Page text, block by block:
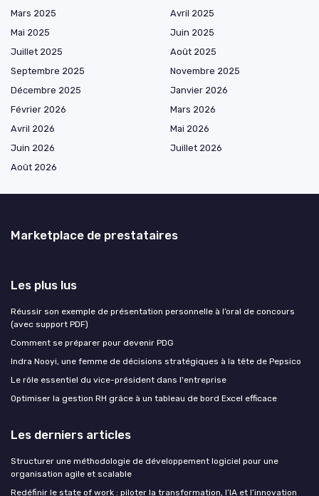
Mars 2025
Avril 2025
Mai 2025
Juin 2025
Juillet 2025
Août 2025
Septembre 2025
Novembre 2025
Décembre 2025
Janvier 2026
Février 2026
Mars 2026
Avril 2026
Mai 2026
Juin 2026
Juillet 2026
Août 2026
Marketplace de prestataires
Les plus lus
Réussir son exemple de présentation personnelle à l’oral de concours
(avec support PDF)
Comment se préparer pour devenir PDG
Indra Nooyi, une femme de décisions stratégiques à la tête de Pepsico
Le rôle essentiel du vice-président dans l'entreprise
Optimiser la gestion RH grâce à un tableau de bord Excel efficace
Les derniers articles
Structurer une méthodologie de développement logiciel pour une
organisation agile et scalable
Redéfinir le state of work : piloter la transformation, l’IA et l’innovation